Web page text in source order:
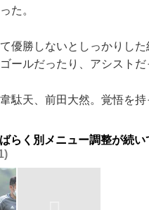
た。
て優勝しないとしっかりし
ールだったり、アシスト
駄天、前田大然。覚悟を持
ばらく別メニュー調整が続